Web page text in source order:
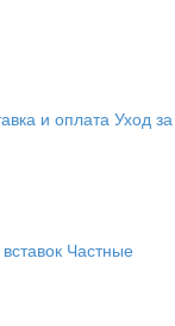
и оплата Уход за
Частные